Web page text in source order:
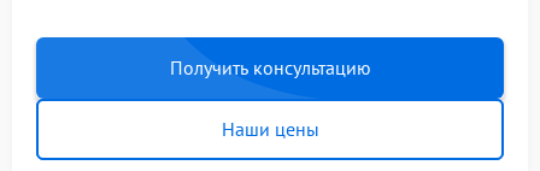
Получить консультацию
Наши цены